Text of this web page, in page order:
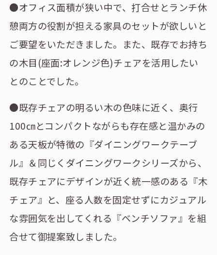
●オフィス面積が狭い中で、打合せとランチ休
憩両方の役割が担える家具のセットが欲しいと
ご要望をいただきました。また、既存でお持ち
の木目(座面:オレンジ色)チェアを活用したい
とのことでした。
●既存チェアの明るい木の色味に近く、奥行
100㎝とコンパクトながらも存在感と温かみの
ある天板が特徴の『ダイニングワークテーブ
ル』＆同じくダイニングワークシリーズから、
既存チェアにデザインが近く統一感のある『木
チェア』と、座る人数を固定せずにカジュアル
な雰囲気を出してくれる『ベンチソファ』を組
合せて御提案致しました。